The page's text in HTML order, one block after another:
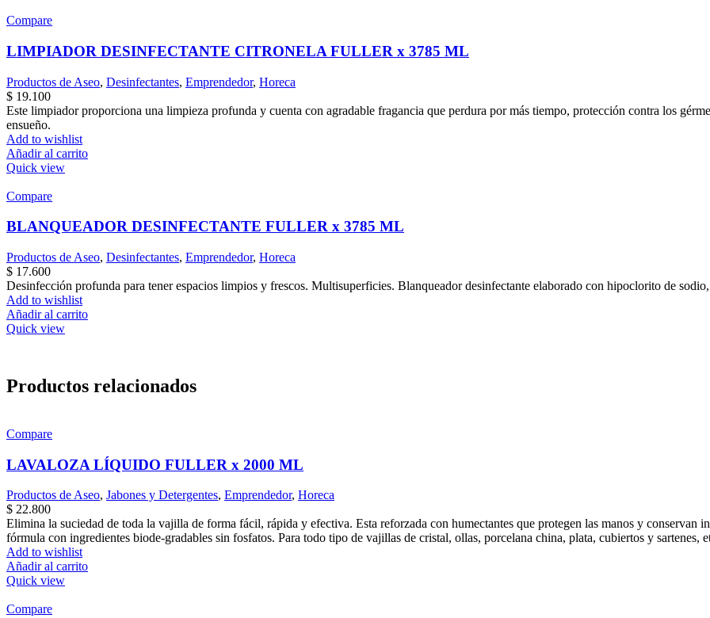
Compare
LIMPIADOR DESINFECTANTE CITRONELA FULLER x 3785 ML
Productos de Aseo, Desinfectantes, Emprendedor, Horeca
$ 19.100
Este limpiador proporciona una limpieza profunda y cuenta con agradable fragancia que perdura por más tiempo, protección contra los
ensueño.
Add to wishlist
Añadir al carrito
Quick view
Compare
BLANQUEADOR DESINFECTANTE FULLER x 3785 ML
Productos de Aseo, Desinfectantes, Emprendedor, Horeca
$ 17.600
Desinfección profunda para tener espacios limpios y frescos. Multisuperficies. Blanqueador desinfectante elaborado con hipoclorito de
Add to wishlist
Añadir al carrito
Quick view
Productos relacionados
Compare
LAVALOZA LÍQUIDO FULLER x 2000 ML
Productos de Aseo, Jabones y Detergentes, Emprendedor, Horeca
$ 22.800
Elimina la suciedad de toda la vajilla de forma fácil, rápida y efectiva. Esta reforzada con humectantes que protegen las manos y conservan
fórmula con ingredientes biode-gradables sin fosfatos. Para todo tipo de vajillas de cristal, ollas, porcelana china, plata, cubiertos y sartenes,
Add to wishlist
Añadir al carrito
Quick view
Compare